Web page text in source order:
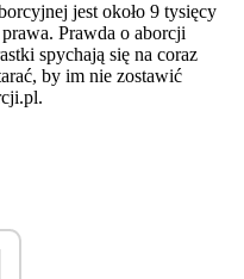
jest około 9 tysięcy
Prawda o aborcji
spychają się na coraz
by im nie zostawić